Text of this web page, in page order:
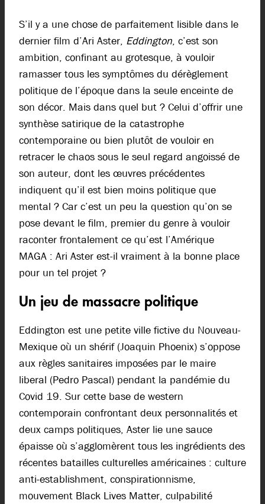
S’il y a une chose de parfaitement lisible dans le
dernier film d’Ari Aster, Eddington, c’est son
ambition, confinant au grotesque, à vouloir
ramasser tous les symptômes du dérèglement
politique de l’époque dans la seule enceinte de
son décor. Mais dans quel but ? Celui d’offrir une
synthèse satirique de la catastrophe
contemporaine ou bien plutôt de vouloir en
retracer le chaos sous le seul regard angoissé de
son auteur, dont les œuvres précédentes
indiquent qu’il est bien moins politique que
mental ? Car c’est un peu la question qu’on se
pose devant le film, premier du genre à vouloir
raconter frontalement ce qu’est l’Amérique
MAGA : Ari Aster est-il vraiment à la bonne place
pour un tel projet ?
Un jeu de massacre politique
Eddington est une petite ville fictive du Nouveau-
Mexique où un shérif (Joaquin Phoenix) s’oppose
aux règles sanitaires imposées par le maire
liberal (Pedro Pascal) pendant la pandémie du
Covid 19. Sur cette base de western
contemporain confrontant deux personnalités et
deux camps politiques, Aster lie une sauce
épaisse où s’agglomèrent tous les ingrédients des
récentes batailles culturelles américaines : culture
anti-establishment, conspirationnisme,
mouvement Black Lives Matter, culpabilité